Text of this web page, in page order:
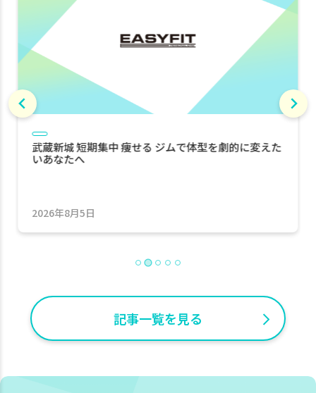
ジム情報
武蔵新城で50代から健康を目指してパーソナルトレ
2026年7月30日
記事一覧を見る